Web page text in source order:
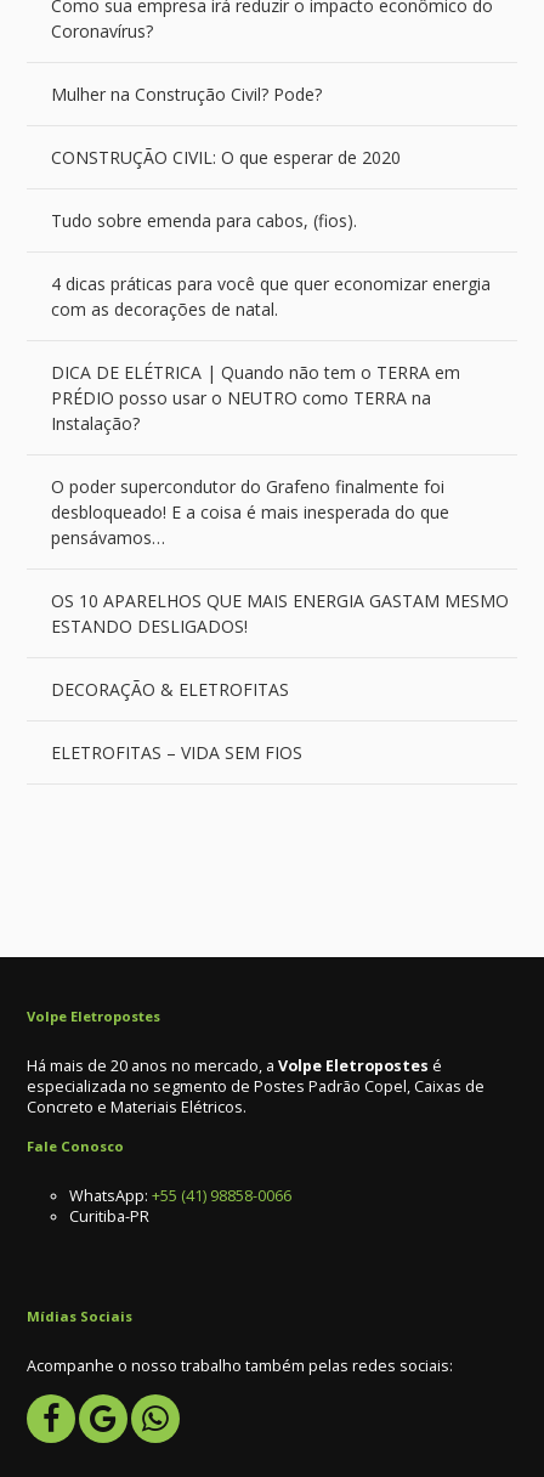
Como sua empresa irá reduzir o impacto econômico do
Coronavírus?
Mulher na Construção Civil? Pode?
CONSTRUÇÃO CIVIL: O que esperar de 2020
Tudo sobre emenda para cabos, (fios).
4 dicas práticas para você que quer economizar energia
com as decorações de natal.
DICA DE ELÉTRICA | Quando não tem o TERRA em
PRÉDIO posso usar o NEUTRO como TERRA na
Instalação?
O poder supercondutor do Grafeno finalmente foi
desbloqueado! E a coisa é mais inesperada do que
pensávamos…
OS 10 APARELHOS QUE MAIS ENERGIA GASTAM MESMO
ESTANDO DESLIGADOS!
DECORAÇÃO & ELETROFITAS
ELETROFITAS – VIDA SEM FIOS
Volpe Eletropostes
Há mais de 20 anos no mercado, aVolpe Eletropostes é
especializada no segmento de Postes Padrão Copel, Caixas de
Concreto e Materiais Elétricos.
Fale Conosco
WhatsApp:+55 (41) 98858-0066
Curitiba-PR
Mídias Sociais
Acompanhe o nosso trabalho também pelas redes sociais: